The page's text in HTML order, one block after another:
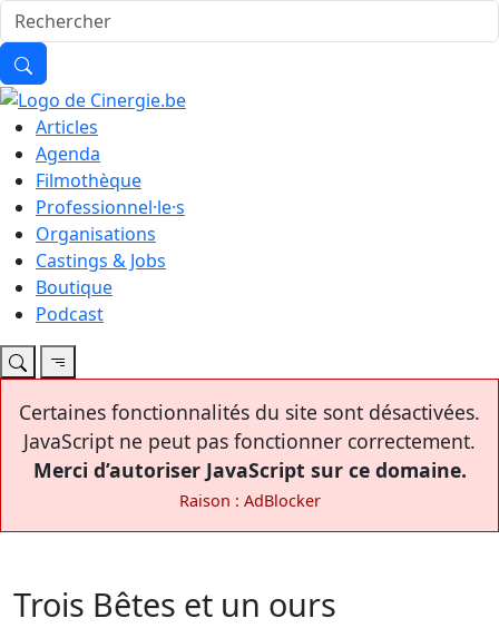
Articles
Agenda
Filmothèque
Professionnel·le·s
Organisations
Castings & Jobs
Boutique
Podcast
Certaines fonctionnalités du site sont désactivées.
JavaScript ne peut pas fonctionner correctement.
Merci d’autoriser JavaScript sur ce domaine.
Raison : AdBlocker
Trois Bêtes et un ours